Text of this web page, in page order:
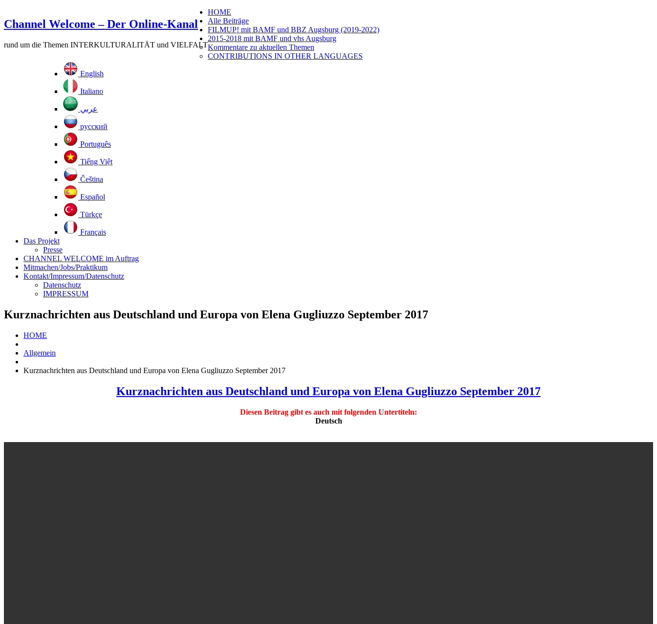
Channel Welcome – Der Online-Kanal
rund um die Themen INTERKULTURALITÄT und VIELFALT
HOME
Alle Beiträge
FILMUP! mit BAMF und BBZ Augsburg (2019-2022)
2015-2018 mit BAMF und vhs Augsburg
Kommentare zu aktuellen Themen
CONTRIBUTIONS IN OTHER LANGUAGES
English
Italiano
عربي
русский
Português
Tiếng Việt
Čeština
Español
Türkçe
Français
Das Projekt
Presse
CHANNEL WELCOME im Auftrag
Mitmachen/Jobs/Praktikum
Kontakt/Impressum/Datenschutz
Datenschutz
IMPRESSUM
Kurznachrichten aus Deutschland und Europa von Elena Gugliuzzo September 2017
HOME
Allgemein
Kurznachrichten aus Deutschland und Europa von Elena Gugliuzzo September 2017
Kurznachrichten aus Deutschland und Europa von Elena Gugliuzzo September 2017
Diesen Beitrag gibt es auch mit folgenden Untertiteln:
Deutsch